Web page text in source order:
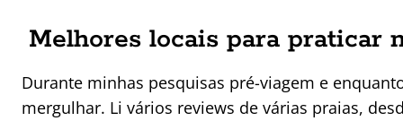
Melhores locais para praticar
Durante minhas pesquisas pré-viagem e
mergulhar. Li vários reviews de várias praias,